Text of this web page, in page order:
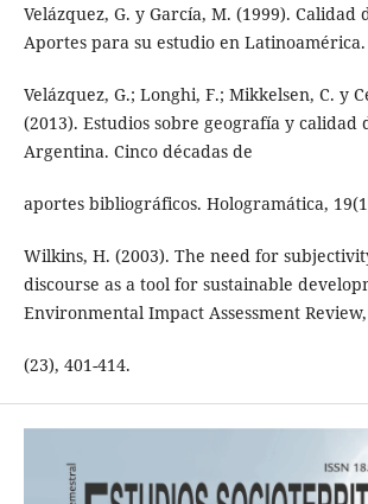
Velázquez, G. y García, M. (1999). Calidad
Aportes para su estudio en
Velázquez, G.; Longhi, F.; Mikkelsen, C. y
(2013). Estudios sobre geografía y calidad
Argentina. Cinco décadas de
aportes bibliográficos. Hologramática,
Wilkins, H. (2003). The need for
discourse as a tool for sustainable
Environmental Impact Assessment Review,
(23), 401-414.